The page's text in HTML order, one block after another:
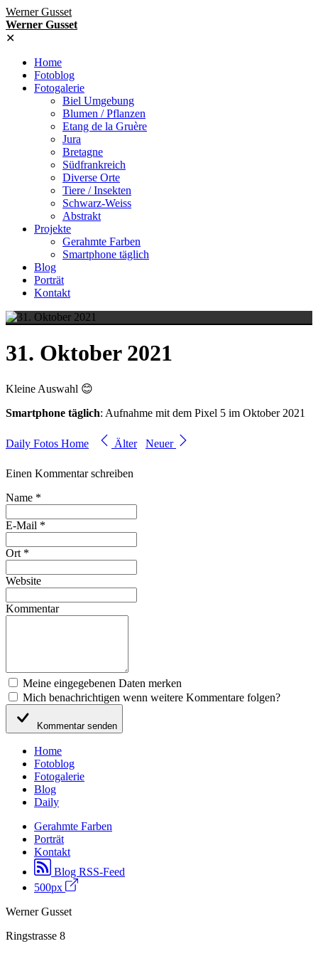
Werner Gusset
Werner Gusset
✕
Home
Fotoblog
Fotogalerie
Biel Umgebung
Blumen / Pflanzen
Etang de la Gruère
Jura
Bretagne
Südfrankreich
Diverse Orte
Tiere / Insekten
Schwarz-Weiss
Abstrakt
Projekte
Gerahmte Farben
Smartphone täglich
Blog
Porträt
Kontakt
31. Oktober 2021
Kleine Auswahl 😊
Smartphone täglich: Aufnahme mit dem Pixel 5 im Oktober 2021
Daily Fotos Home Älter Neuer
Einen Kommentar schreiben
Name *
E-Mail *
Ort *
Website
Kommentar
Meine eingegebenen Daten merken
Mich benachrichtigen wenn weitere Kommentare folgen?
Kommentar senden
Home
Fotoblog
Fotogalerie
Blog
Daily
Gerahmte Farben
Porträt
Kontakt
Blog RSS-Feed
500px
Werner Gusset
Ringstrasse 8